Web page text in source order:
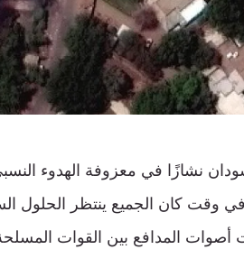
نشازًا في معزوفة الهدوء
وقت كان الجميع ينتظر الحلول
أصوات المدافع بين القوات